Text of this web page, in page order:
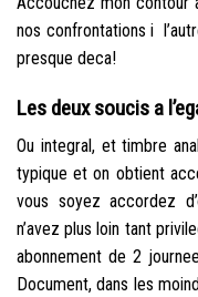
nos confrontations i
presque deca!
Les deux soucis a
Ou integral, et timbre
typique et on obtient
vous soyez accordez
n’avez plus loin tant
abonnement de 2
Document, dans les